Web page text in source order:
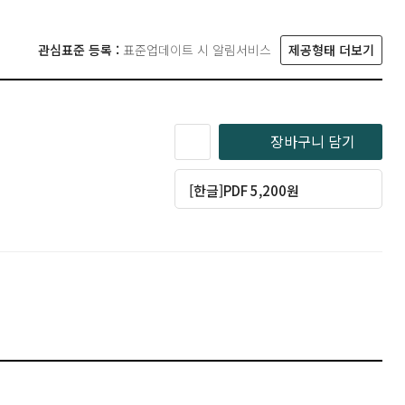
관심표준 등록 : 표준업데이트 시 알림서비스 제공형태 더보기
장바구니 담기
[한글]PDF 5,200원